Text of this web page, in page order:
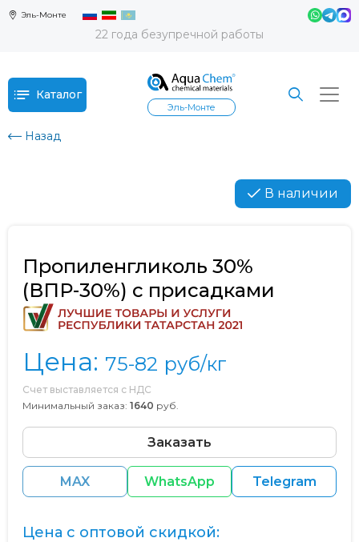
Эль-Монте
22 года безупречной работы
Каталог
Эль-Монте
Назад
В наличии
Пропиленгликоль 30%
(ВПР-30%) с присадками
Цена: 75-82 руб/кг
Счет выставляется с НДС
Минимальный заказ: 1640 руб.
Заказать
MAX WhatsApp Telegram
Цена с оптовой скидкой: